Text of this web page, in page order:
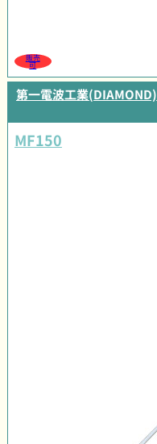
販売
可
第一電波工業(DIAMOND)
MF150